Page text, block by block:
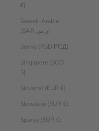
€)
Saoedi-Arabië
(SAR ر.س)
Servië (RSD РСД)
Singapore (SGD
$)
Slovenië (EUR €)
Slowakije (EUR €)
Spanje (EUR €)